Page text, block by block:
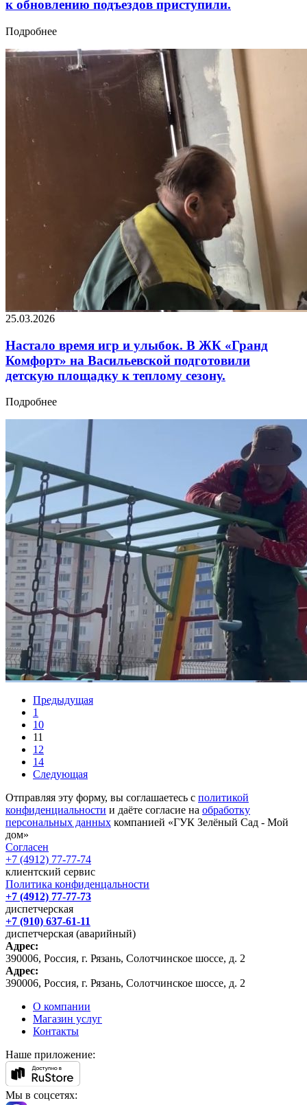
к обновлению подъездов приступили.
Подробнее
25.03.2026
Настало время игр и улыбок. В ЖК «Гранд
Комфорт» на Васильевской подготовили
детскую площадку к теплому сезону.
Подробнее
Предыдущая
1
10
11
12
14
Следующая
Отправляя эту форму, вы соглашаетесь с политикой
конфиденциальности и даёте согласие на обработку
персональных данных компанией «ГУК Зелёный Сад - Мой
дом»
Согласен
+7 (4912) 77-77-74
клиентский сервис
Политика конфиденцальности
+7 (4912) 77-77-73
диспетчерская
+7 (910) 637-61-11
диспетчерская (аварийный)
Адрес:
390006, Россия, г. Рязань, Солотчинское шоссе, д. 2
Адрес:
390006, Россия, г. Рязань, Солотчинское шоссе, д. 2
О компании
Магазин услуг
Контакты
Наше приложение:
Мы в соцсетях: